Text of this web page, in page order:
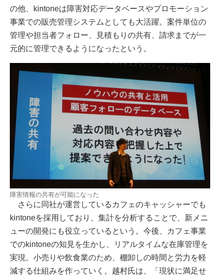
の他、kintoneは障害対応データベースやプロモーション
事業での販売管理システムとしても大活躍。案件単位の
管理や担当者フォロー、見積もりの共有、請求までが一
元的に管理できるようになったという。
障害情報の共有が可能になった
さらに同社が運営しているカフェのキャッシャーでも
kintoneを採用しており、集計を分析することで、新メニ
ューの開発にも役立っているという。今後、カフェ事業
でのkintoneの知見を生かし、リアルタイムな在庫管理を
実現。小売りや飲食業のため、棚卸しの時間と労力を軽
減する仕組みを作っていく。越村氏は、「現状に満足せ